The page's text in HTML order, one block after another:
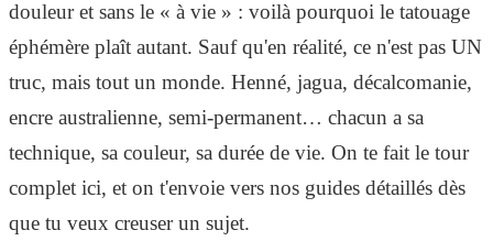
douleur et sans le « à vie » : voilà pourquoi le tatouage
éphémère plaît autant. Sauf qu'en réalité, ce n'est pas UN
truc, mais tout un monde. Henné, jagua, décalcomanie,
encre australienne, semi-permanent… chacun a sa
technique, sa couleur, sa durée de vie. On te fait le tour
complet ici, et on t'envoie vers nos guides détaillés dès
que tu veux creuser un sujet.